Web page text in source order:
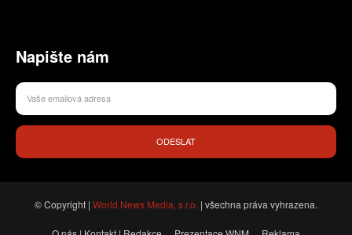
Napište nám
ODESLAT
© Copyright | World News Media, s.r.o. | všechna práva vyhrazena.